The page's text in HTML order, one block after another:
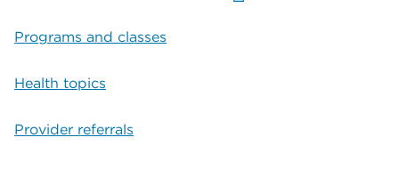
Programs and classes
Health topics
Provider referrals